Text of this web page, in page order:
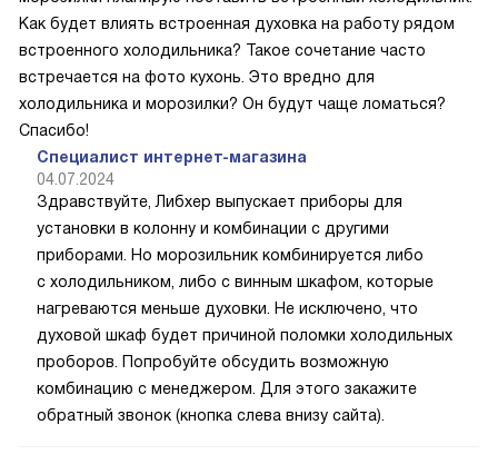
Как будет влиять встроенная духовка на работу рядом
встроенного холодильника? Такое сочетание часто
встречается на фото кухонь. Это вредно для
холодильника и морозилки? Он будут чаще ломаться?
Спасибо!
Специалист интернет-магазина
04.07.2024
Здравствуйте, Либхер выпускает приборы для
установки в колонну и комбинации с другими
приборами. Но морозильник комбинируется либо
с холодильником, либо с винным шкафом, которые
нагреваются меньше духовки. Не исключено, что
духовой шкаф будет причиной поломки холодильных
проборов. Попробуйте обсудить возможную
комбинацию с менеджером. Для этого закажите
обратный звонок (кнопка слева внизу сайта).